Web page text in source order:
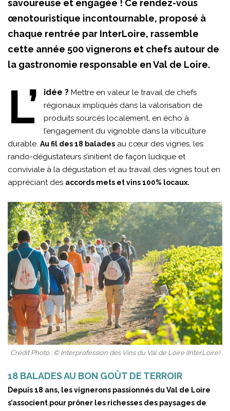
savoureuse et engagée ! Ce rendez-vous
œnotouristique incontournable, proposé à
chaque rentrée par InterLoire, rassemble
cette année 500 vignerons et chefs autour de
la gastronomie responsable en Val de Loire.
L’ idée ? Mettre en valeur le travail de chefs
régionaux impliqués dans la valorisation de
produits sourcés localement, en écho à
l’engagement du vignoble dans la viticulture
durable. Au fil des 18 balades au cœur des vignes, les
rando-dégustateurs s’initient de façon ludique et
conviviale à la dégustation et au travail des vignes tout en
appréciant des accords mets et vins 100% locaux.
Crédit Photo : © Interprofession des Vins du Val de Loire (InterLoire)
18 BALADES AU BON GOÛT DE TERROIR
Depuis 18 ans, les vignerons passionnés du Val de Loire
s’associent pour prôner les richesses des paysages de